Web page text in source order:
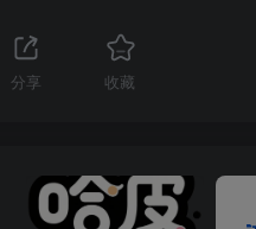
分享 收藏